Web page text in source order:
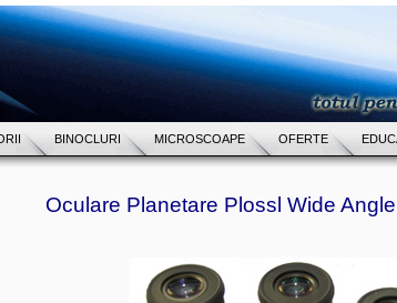
BINOCLURI MICROSCOAPE OFERTE
Oculare Planetare Plossl Wide